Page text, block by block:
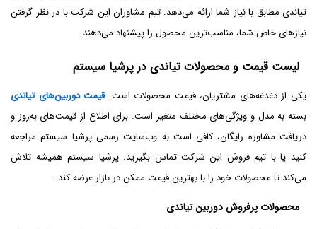
تیاندی مطابق با نیاز شما ارائه می‌دهد. تیم مشاوران این شرکت با در نظر گرفتن
نیازهای خاص شما، مناسب‌ترین محصول را پیشنهاد می‌دهند.
لیست قیمت و محصولات تیاندی در پرشیا سیستم
یکی از دغدغه‌های مشتریان، قیمت محصولات است.قیمت دوربین‌های تیاندی
بسته به مدل و ویژگی‌های مختلف متغیر است. برای اطلاع از قیمت‌های به‌روز و
دریافت مشاوره رایگان، کافی است به وب‌سایت رسمی پرشیا سیستم مراجعه
کنید یا با تیم فروش این شرکت تماس بگیرید. پرشیا سیستم همیشه تلاش
می‌کند تا محصولات خود را با بهترین قیمت ممکن در بازار عرضه کند.
محصولات پرفروش دوربین تیاندی